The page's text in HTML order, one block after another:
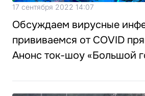
17 сентября 2022 14:07
Обсуждаем вирусные
прививаемся от COVID
Анонс ток-шоу «Большой